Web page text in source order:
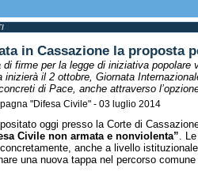
in Cassazione la proposta
di firme per la legge di iniziativa
inizierà il 2 ottobre, Giornata
di Pace, anche attraverso
"Difesa Civile" - 03 luglio 2014
oggi presso la Corte di
Civile non armata e nonviolenta”.
anche a livello
una nuova tappa nel percorso